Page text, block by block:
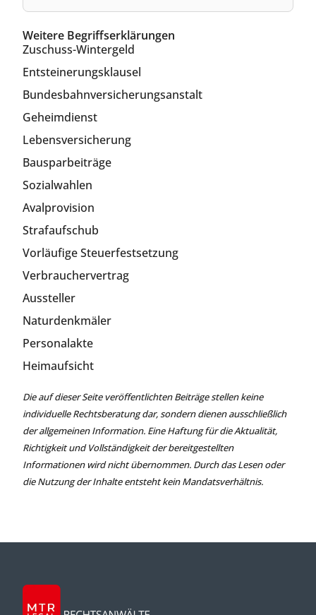
Weitere Begriffserklärungen
Zuschuss-Wintergeld
Entsteinerungsklausel
Bundesbahnversicherungsanstalt
Geheimdienst
Lebensversicherung
Bausparbeiträge
Sozialwahlen
Avalprovision
Strafaufschub
Vorläufige Steuerfestsetzung
Verbrauchervertrag
Aussteller
Naturdenkmäler
Personalakte
Heimaufsicht
Die auf dieser Seite veröffentlichten Beiträge stellen keine
individuelle Rechtsberatung dar, sondern dienen ausschließlich
der allgemeinen Information. Eine Haftung für die Aktualität,
Richtigkeit und Vollständigkeit der bereitgestellten
Informationen wird nicht übernommen. Durch das Lesen oder
die Nutzung der Inhalte entsteht kein Mandatsverhältnis.